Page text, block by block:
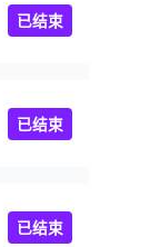
已结束
已结束
已结束